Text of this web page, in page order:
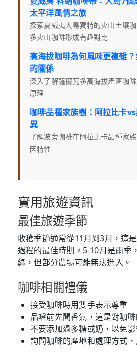
太平洋風情之旅
探索夏威夷大島獨特的火山土壤
多火山咖啡形成有趣對比
高海拔咖啡為何風味更複雜
的關係
深入了解薩爾瓦多高海拔產區咖
原理
咖啡品種家族樹：阿拉比卡
異
了解波旁咖啡在阿拉比卡品種家
因特性
實用旅遊資訊
最佳旅遊季節
收穫季節通常從11月到3月，這
過程的最佳時期。5-10月是雨季
綠，但部分農場可能無法進入。
咖啡相關禮儀
接受咖啡時用雙手表示尊重
品嚐前先聞香氣，這是對咖
不要添加過多糖或奶，以免
詢問咖啡的產地和處理方式